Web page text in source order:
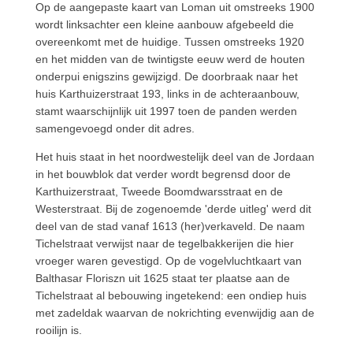
Op de aangepaste kaart van Loman uit omstreeks 1900
wordt linksachter een kleine aanbouw afgebeeld die
overeenkomt met de huidige. Tussen omstreeks 1920
en het midden van de twintigste eeuw werd de houten
onderpui enigszins gewijzigd. De doorbraak naar het
huis Karthuizerstraat 193, links in de achteraanbouw,
stamt waarschijnlijk uit 1997 toen de panden werden
samengevoegd onder dit adres.
Het huis staat in het noordwestelijk deel van de Jordaan
in het bouwblok dat verder wordt begrensd door de
Karthuizerstraat, Tweede Boomdwarsstraat en de
Westerstraat. Bij de zogenoemde 'derde uitleg' werd dit
deel van de stad vanaf 1613 (her)verkaveld. De naam
Tichelstraat verwijst naar de tegelbakkerijen die hier
vroeger waren gevestigd. Op de vogelvluchtkaart van
Balthasar Floriszn uit 1625 staat ter plaatse aan de
Tichelstraat al bebouwing ingetekend: een ondiep huis
met zadeldak waarvan de nokrichting evenwijdig aan de
rooilijn is.